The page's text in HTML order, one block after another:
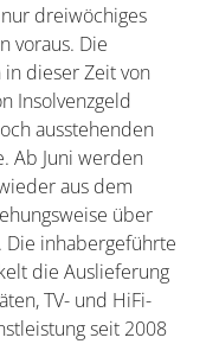
dreiwöchiges
voraus. Die
dieser Zeit von
Insolvenzgeld
ausstehenden
Ab Juni werden
aus dem
über
Die inhabergeführte
die Auslieferung
TV- und HiFi-
seit 2008